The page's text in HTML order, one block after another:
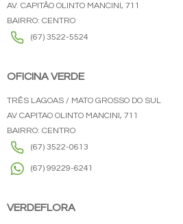
AV. CAPITÃO OLINTO MANCINI, 711
BAIRRO: CENTRO
(67) 3522-5524
OFICINA VERDE
TRÊS LAGOAS / MATO GROSSO DO SUL
AV CAPITAO OLINTO MANCINI, 711
BAIRRO: CENTRO
(67) 3522-0613
(67) 99229-6241
VERDEFLORA